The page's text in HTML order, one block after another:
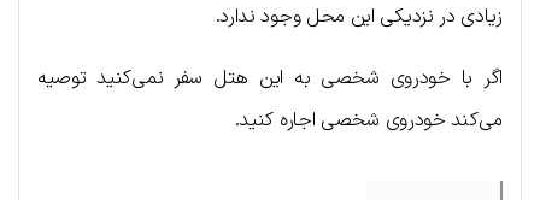
زیادی در نزدیکی این محل وجود ندارد.
اگر با خودروی شخصی به این هتل سفر نمی‌کنید توصیه
می‌کند خودروی شخصی اجاره کنید.